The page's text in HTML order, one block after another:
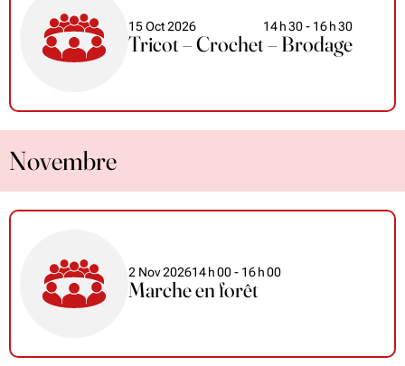
15 Oct 2026 14h30- 16h30
Tricot – Crochet – Brodage
Novembre
2 Nov 202614h00- 16h00
Marche en forêt